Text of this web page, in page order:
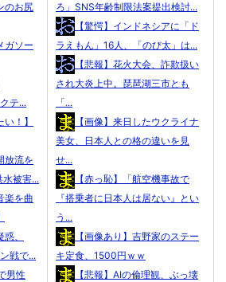
のお尻
ガソー
テ...
！】
放流を
被害...
楽を曲
、
戦で...
男性
ろ」SNS年齢制限法案提出検討...
【驚愕】インドネシアに「ド
ラえもん」16人、「のび太」は...
【悲報】花火大会、詐欺扱い
され大炎上中。琵琶湖三市とも
「...
【画像】来日したウクライナ
美女、日本人との格の違いを見
せ...
【赤っ恥】「航空機事故で
『搭乗者に日本人は居ない』とい
う...
【画像あり】吉野家のステー
キ定食、1500円ｗｗ
【悲報】AIの倫理観、ぶっ壊